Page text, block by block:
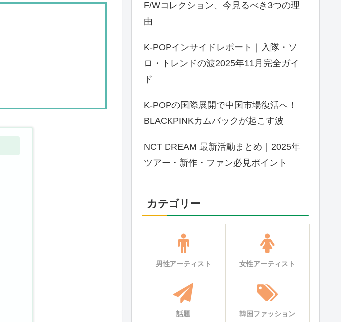
F/Wコレクション、今見るべき3つの理
由
K-POPインサイドレポート｜入隊・ソ
ロ・トレンドの波2025年11月完全ガイ
ド
K-POPの国際展開で中国市場復活へ！
BLACKPINKカムバックが起こす波
NCT DREAM 最新活動まとめ｜2025年
ツアー・新作・ファン必見ポイント
カテゴリー
男性アーティスト 女性アーティスト
話題 韓国ファッション